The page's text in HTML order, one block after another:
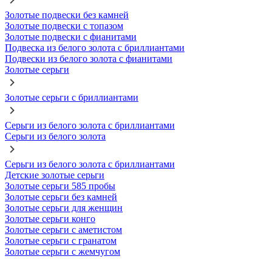
Золотые подвески без камней
Золотые подвески с топазом
Золотые подвески с фианитами
Подвеска из белого золота с бриллиантами
Подвески из белого золота с фианитами
Золотые серьги
Золотые серьги с бриллиантами
Серьги из белого золота с бриллиантами
Серьги из белого золота
Серьги из белого золота с бриллиантами
Детские золотые серьги
Золотые серьги 585 пробы
Золотые серьги без камней
Золотые серьги для женщин
Золотые серьги конго
Золотые серьги с аметистом
Золотые серьги с гранатом
Золотые серьги с жемчугом